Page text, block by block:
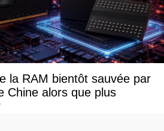
la RAM bientôt sauvée par
Chine alors que plus